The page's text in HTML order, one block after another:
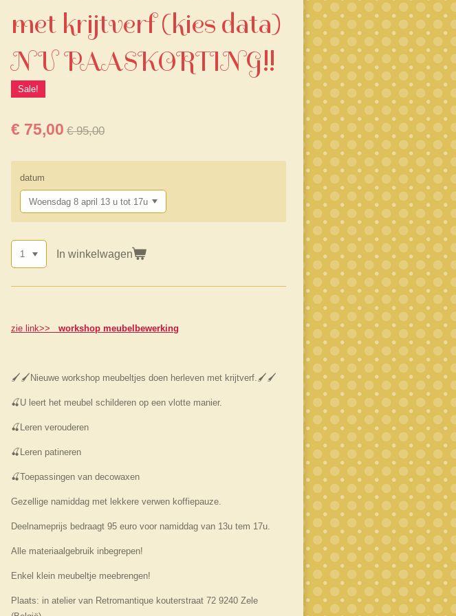
met krijtverf (kies data)
NU PAASKORTING!!
Sale!
€ 75,00 € 95,00
datum
In winkelwagen
zie link>> workshop meubelbewerking
🖌️🖌️Nieuwe workshop meubeltjes doen herleven met krijtverf.🖌️🖌️
🍒U leert het meubel schilderen op een vlotte manier.
🍒Leren verouderen
🍒Leren patineren
🍒Toepassingen van decowaxen
Gezellige namiddag met lekkere verwen koffiepauze.
Deelnameprijs bedraagt 95 euro voor namiddag van 13u tem 17u.
Alle materiaalgebruik inbegrepen!
Enkel klein meubeltje meebrengen!
Plaats: in atelier van Retromantique kouterstraat 72 9240 Zele